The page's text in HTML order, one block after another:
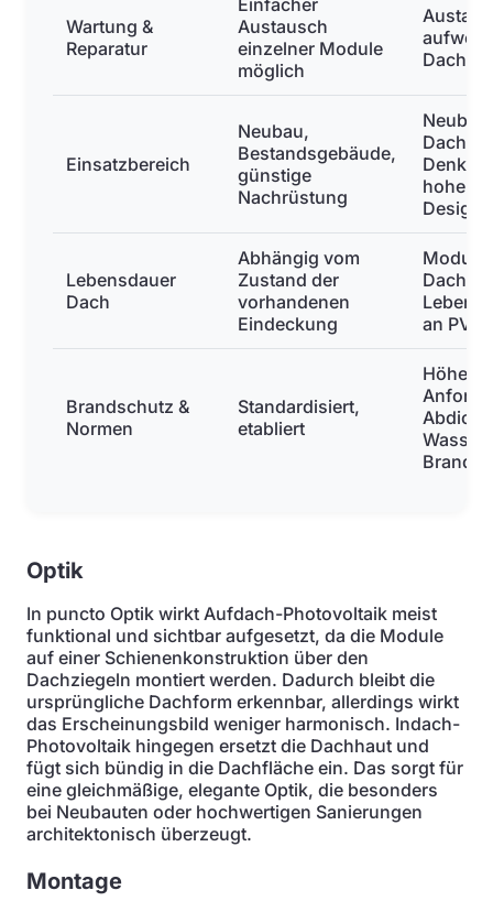
Wartung &
Reparatur
Einfacher
Austausch
einzelner Module
möglich
Dach
Einsatzbereich
Neubau,
Bestandsgebäude,
günstige
Nachrüstung
Neubau,
hohe
Design
Lebensdauer
Dach
Abhängig vom
Zustand der
vorhandenen
Eindeckung
Module
an PV-
Brandschutz &
Normen
Standardisiert,
etabliert
Höhere
Optik
In puncto Optik wirkt Aufdach-Photovoltaik meist
funktional und sichtbar aufgesetzt, da die Module
auf einer Schienenkonstruktion über den
Dachziegeln montiert werden. Dadurch bleibt die
ursprüngliche Dachform erkennbar, allerdings wirkt
das Erscheinungsbild weniger harmonisch. Indach-
Photovoltaik hingegen ersetzt die Dachhaut und
fügt sich bündig in die Dachfläche ein. Das sorgt für
eine gleichmäßige, elegante Optik, die besonders
bei Neubauten oder hochwertigen Sanierungen
architektonisch überzeugt.
Montage